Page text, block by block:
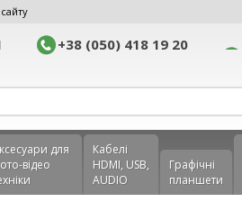
+38 (050) 418 19 20
для
відео
Кабелі
HDMI, USB,
AUDIO
Графічні
планшети